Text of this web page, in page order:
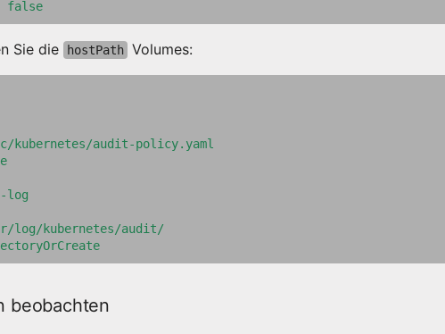
false
Sie die hostPath Volumes:
kubernetes/audit-policy.yaml
log
log/kubernetes/audit/
beobachten